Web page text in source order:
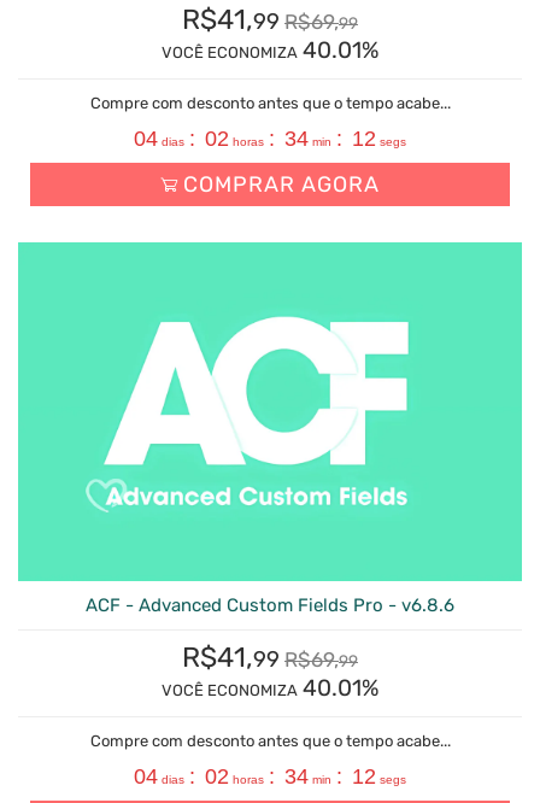
R$41,99 R$69,99
VOCÊ ECONOMIZA 40.01%
Compre com desconto antes que o tempo acabe...
04 dias : 02 horas : 34 min : 11 segs
COMPRAR AGORA
ACF - Advanced Custom Fields Pro - v6.8.6
R$41,99 R$69,99
VOCÊ ECONOMIZA 40.01%
Compre com desconto antes que o tempo acabe...
04 dias : 02 horas : 34 min : 11 segs